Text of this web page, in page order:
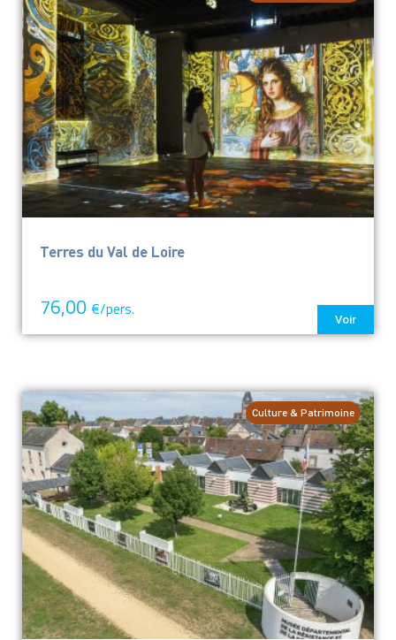
Terres du Val de Loire
76,00 €/pers.
Voir
Culture & Patrimoine